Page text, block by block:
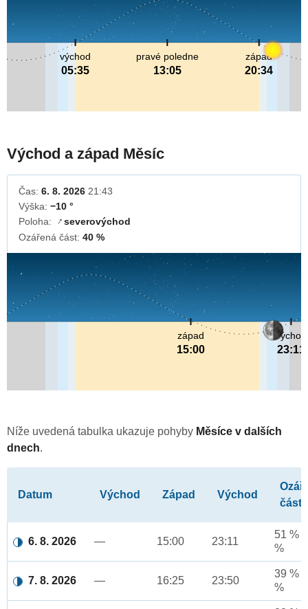
pravé poledne
13:05
východ
05:35
západ
20:34
Východ a západ Měsíc
Čas: 6. 8. 2026 21:43
Výška: −10 °
Poloha:
↓severovýchod
Ozářená část: 40 %
východ
23:11
západ
15:00
Níže uvedená tabulka ukazuje pohyby Měsíce v dalších
dnech.
Datum Východ Západ Východ
část
6. 8. 2026 — 15:00 23:11
51 %
%
7. 8. 2026 — 16:25 23:50
39 %
%